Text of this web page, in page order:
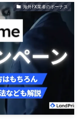
海外FX業者のボーナス